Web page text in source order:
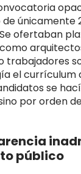
de únicamente
ofertaban
trabajadores
el currículum
se
por orden
público